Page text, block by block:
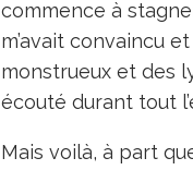
commence à
m’avait convaincu
monstrueux et des
écouté durant tout
Mais voilà, à part